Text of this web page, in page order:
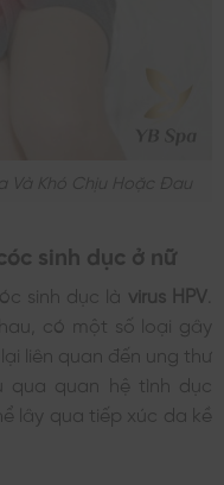
Và Khó Chịu Hoặc Đau
sinh dục ở nữ
sinh dục là virus HPV
có một số loại gây
liên quan đến ung thư
qua quan hệ tình dục
lây qua tiếp xúc da kề